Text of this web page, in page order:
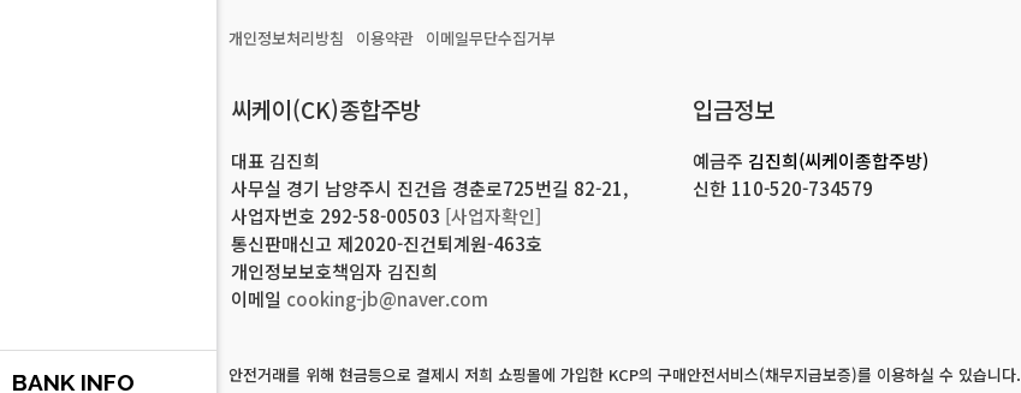
BANK INFO
개인정보처리방침 이용약관 이메일무단수집거부
씨케이(CK)종합주방
대표 김진희
사무실 경기 남양주시 진건읍 경춘로725번길 82-21,
사업자번호 292-58-00503 [사업자확인]
통신판매신고 제2020-진건퇴계원-463호
개인정보보호책임자 김진희
이메일 cooking-jb@naver.com
입금정보
예금주 김진희(씨케이종합주방)
신한110-520-734579
안전거래를 위해 현금등으로 결제시 저희 쇼핑몰에 가입한 KCP의 구매안전서비스(채무지급보증)를 이용하실 수 있습니다.